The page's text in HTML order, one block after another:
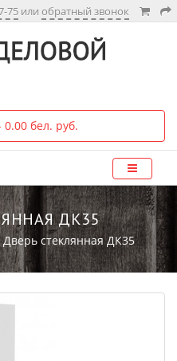
75 или обратный звонок
0.00 бел. руб.
ДК35
Дверь стеклянная ДК35